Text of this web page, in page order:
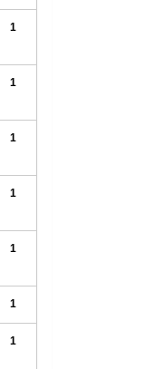
1
1
1
1
1
1
1